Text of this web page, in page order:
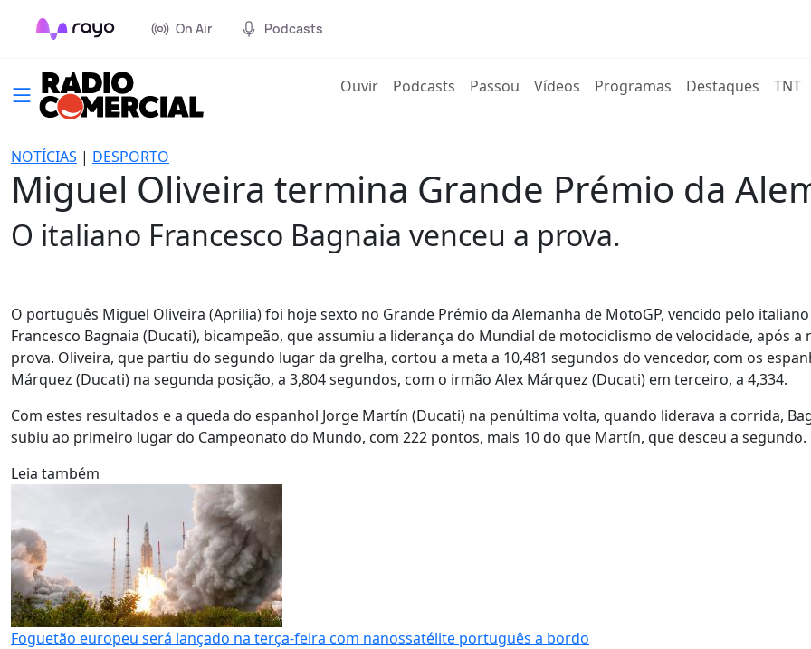
On Air Podcasts
Ouvir(current)
Podcasts Passou Vídeos Programas Destaques TNT
NOTÍCIAS | DESPORTO
Miguel Oliveira termina Grande Prémio da
O italiano Francesco Bagnaia venceu a prova.
O português Miguel Oliveira (Aprilia) foi hoje sexto no Grande Prémio da Alemanha de MotoGP, vencido pelo italiano
Francesco Bagnaia (Ducati), bicampeão, que assumiu a liderança do Mundial de motociclismo de velocidade, após a
prova. Oliveira, que partiu do segundo lugar da grelha, cortou a meta a 10,481 segundos do vencedor, com os
Márquez (Ducati) na segunda posição, a 3,804 segundos, com o irmão Alex Márquez (Ducati) em terceiro, a 4,334.
Com estes resultados e a queda do espanhol Jorge Martín (Ducati) na penúltima volta, quando liderava a corrida,
subiu ao primeiro lugar do Campeonato do Mundo, com 222 pontos, mais 10 do que Martín, que desceu a segundo.
Leia também
Foguetão europeu será lançado na terça-feira com nanossatélite português a bordo